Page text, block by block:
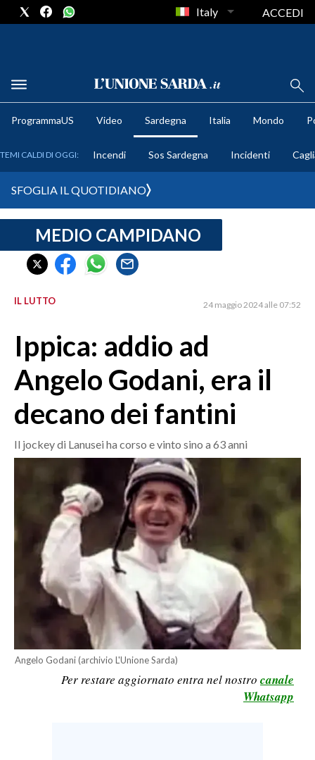
METEO
CRONACA SARDEGNA
CAGLIARI
SULCIS IGLESIENTE
ORISTANO E PROVINCIA
SASSARI E PROVINCIA
GALLURA
NUORO E PROVINCIA
OGLIASTRA
AGENDA
MONDO
POLITICA
ECONOMIA
SERVIZI ALLE IMPRESE
LAVORO
Italy ACCEDI
ProgrammaUS Video Sardegna Italia Mondo
TEMI CALDI DI OGGI: Incendi Sos Sardegna Incidenti
SFOGLIA IL QUOTIDIANO
MEDIO CAMPIDANO
IL LUTTO 24 maggio 2024 alle 07:52
Ippica: addio ad
Angelo Godani, era il
decano dei fantini
Il jockey di Lanusei ha corso e vinto sino a 63 anni
Angelo Godani (archivio L'Unione Sarda)
Per restare aggiornato entra nel nostro canale
Whatsapp